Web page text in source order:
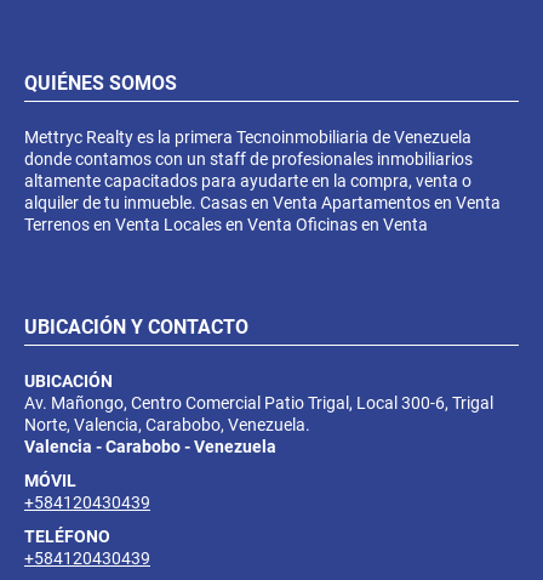
QUIÉNES SOMOS
Mettryc Realty es la primera Tecnoinmobiliaria de Venezuela
donde contamos con un staff de profesionales inmobiliarios
altamente capacitados para ayudarte en la compra, venta o
alquiler de tu inmueble. Casas en Venta Apartamentos en Venta
Terrenos en Venta Locales en Venta Oficinas en Venta
UBICACIÓN Y CONTACTO
UBICACIÓN
Av. Mañongo, Centro Comercial Patio Trigal, Local 300-6, Trigal
Norte, Valencia, Carabobo, Venezuela.
Valencia - Carabobo - Venezuela
MÓVIL
+584120430439
TELÉFONO
+584120430439